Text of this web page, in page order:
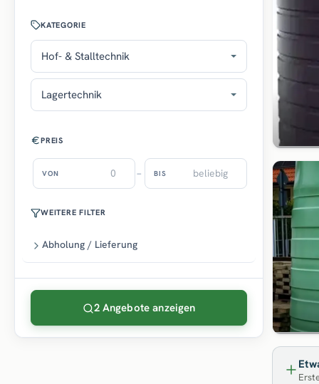
KATEGORIE
Hof- & Stalltechnik
Lagertechnik
PREIS
VON – BIS
WEITERE FILTER
Abholung / Lieferung
2 Angebote anzeigen